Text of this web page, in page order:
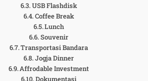
USB Flashdisk
Coffee Break
Lunch
Souvenir
Transportasi Bandara
Jogja Dinner
Affrodable Investment
Dokumentasi